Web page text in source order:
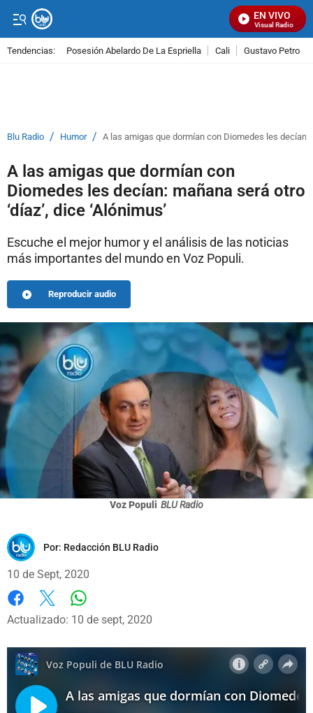
EN VIVO
Señal Visual Radio
Tendencias: Posesión Abelardo De La Espriella Cali Gustavo Petro
Blu Radio / Humor / A las amigas que dormían con Diomedes les decían:
A las amigas que dormían con
Diomedes les decían: mañana será otro
‘díaz’, dice ‘Alónimus’
Escuche el mejor humor y el análisis de las noticias
más importantes del mundo en Voz Populi.
Reproducir audio
Voz Populi BLU Radio
Por: Redacción BLU Radio
10 de Sept, 2020
Facebook
X
Actualizado: 10 de sept, 2020